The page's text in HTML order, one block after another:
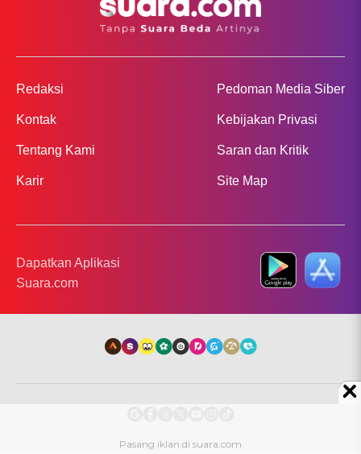
Redaksi
Kontak
Tentang Kami
Karir
Pedoman Media Siber
Kebijakan Privasi
Saran dan Kritik
Site Map
Dapatkan Aplikasi
Suara.com